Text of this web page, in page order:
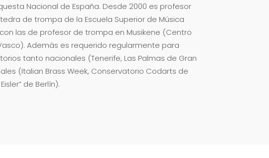
Nacional de España. Desde 2000 es profesor
de trompa de la Escuela Superior de Música
las de profesor de trompa en Musikene (Centro
Además es requerido regularmente para
tanto nacionales (Tenerife, Las Palmas de Gran
(Italian Brass Week, Conservatorio Codarts de
de Berlín).